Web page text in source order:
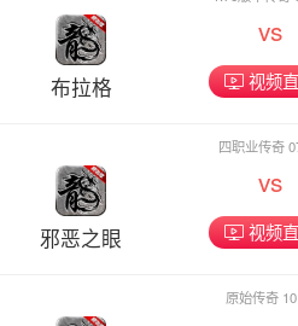
布拉格
vs
视频
邪恶之眼
四职业传奇
vs
视频
原始传奇